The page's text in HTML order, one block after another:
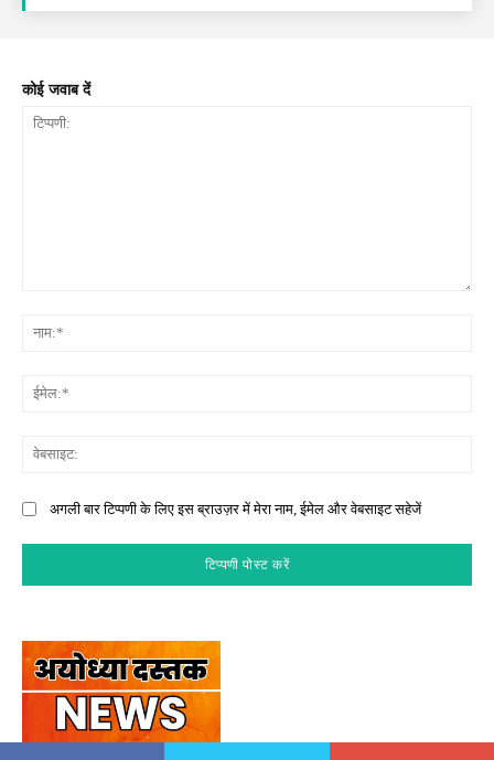
कोई जवाब दें
अगली बार टिप्पणी के लिए इस ब्राउज़र में मेरा नाम, ईमेल और वेबसाइट सहेजें